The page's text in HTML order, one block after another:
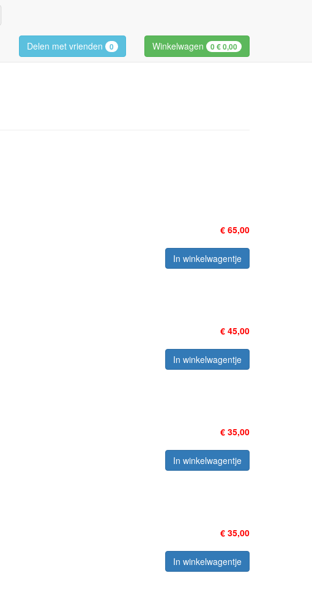
Delen met vrienden 0 Winkelwagen 0€ 0,00
€ 65,00
In winkelwagentje
€ 45,00
In winkelwagentje
€ 35,00
In winkelwagentje
€ 35,00
In winkelwagentje